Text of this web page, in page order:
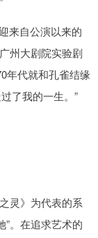
来自公演以来的
州大剧院实验剧
年代就和孔雀结缘
了我的一生。”
灵》为代表的系
”。在追求艺术的